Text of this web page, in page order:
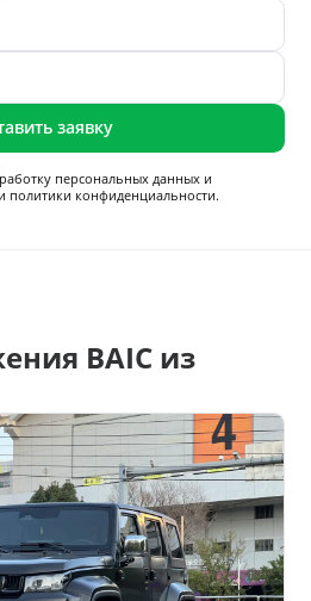
заявку
персональных данныхи
политики конфиденциальности.
BAIC из